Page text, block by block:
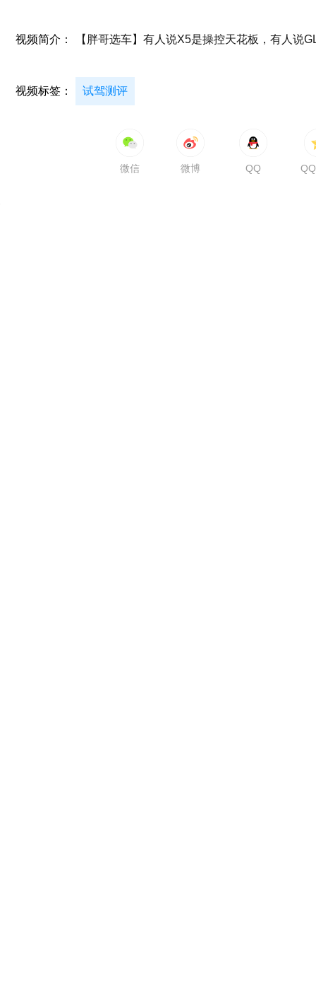
视频简介： 【胖哥选车】有人说X5是操控天花板，有人说
视频标签： 试驾测评
微信 微博 QQ